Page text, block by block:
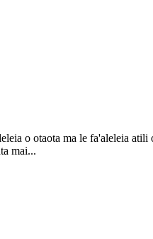
o otaota ma le fa'aleleia
mai...